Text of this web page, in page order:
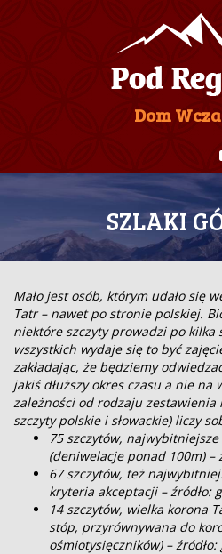
Dom
SZLAKI
Mało jest osób, którym udało się
Tatr – nawet po stronie polskiej.
niektóre szczyty prowadzi po kilka
wszystkich wydaje się to być
zakładając, że będziemy
jakiś dłuższy okres czasu a nie na
zależności od rodzaju zestawienia
szczyty polskie i słowackie) liczy
75 szczytów,
(deniwelacje ponad 100m) –
67 szczytów, też
kryteria akceptacji – źródło:
14 szczytów, wielka korona
stóp, przyrównywana do
ośmiotysięczników) –